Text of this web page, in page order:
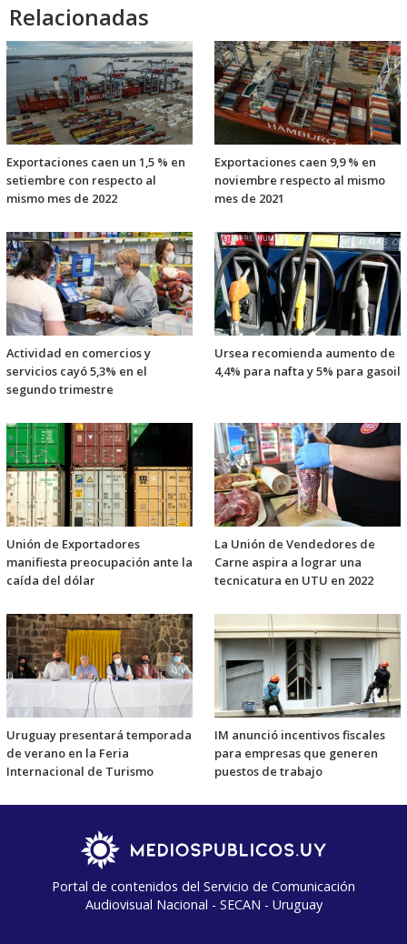
Relacionadas
Exportaciones caen un 1,5 % en
setiembre con respecto al
mismo mes de 2022
Exportaciones caen 9,9 % en
noviembre respecto al mismo
mes de 2021
Actividad en comercios y
servicios cayó 5,3% en el
segundo trimestre
Ursea recomienda aumento de
4,4% para nafta y 5% para gasoil
Unión de Exportadores
manifiesta preocupación ante la
caída del dólar
La Unión de Vendedores de
Carne aspira a lograr una
tecnicatura en UTU en 2022
Uruguay presentará temporada
de verano en la Feria
Internacional de Turismo
IM anunció incentivos fiscales
para empresas que generen
puestos de trabajo
Portal de contenidos del Servicio de Comunicación
Audiovisual Nacional - SECAN - Uruguay